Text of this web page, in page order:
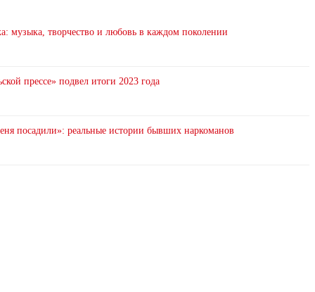
музыка, творчество и любовь в каждом поколении
прессе» подвел итоги 2023 года
посадили»: реальные истории бывших наркоманов